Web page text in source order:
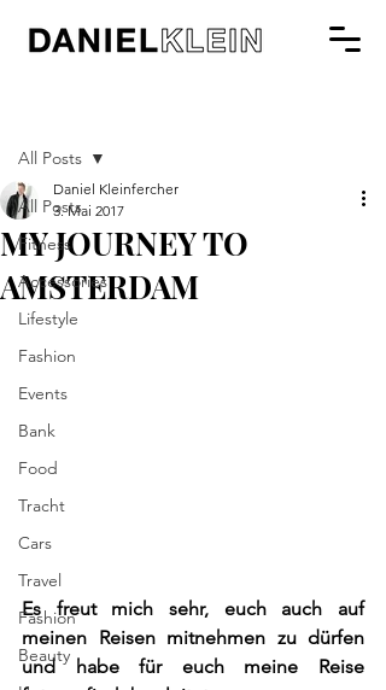
All Posts
Fitness
Accessories
Lifestyle
Fashion
Events
Bank
Food
Tracht
Cars
Travel
Fashion
Beauty
All Posts
MY JOURNEY TO
AMSTERDAM
Daniel Kleinfercher
3. Mai 2017
Es freut mich sehr, euch auch auf
meinen Reisen mitnehmen zu dürfen
und habe für euch meine Reise